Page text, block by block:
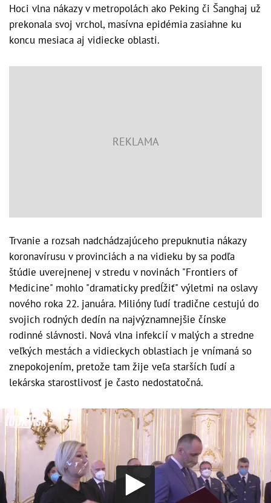
Hoci vlna nákazy v metropolách ako Peking či Šanghaj už
prekonala svoj vrchol, masívna epidémia zasiahne ku
koncu mesiaca aj vidiecke oblasti.
Trvanie a rozsah nadchádzajúceho prepuknutia nákazy
koronavírusu v provinciách a na vidieku by sa podľa
štúdie uverejnenej v stredu v novinách "Frontiers of
Medicine" mohlo "dramaticky predĺžiť" výletmi na oslavy
nového roka 22. januára. Milióny ľudí tradične cestujú do
svojich rodných dedín na najvýznamnejšie čínske
rodinné slávnosti. Nová vlna infekcií v malých a stredne
veľkých mestách a vidieckych oblastiach je vnímaná so
znepokojením, pretože tam žije veľa starších ľudí a
lekárska starostlivosť je často nedostatočná.